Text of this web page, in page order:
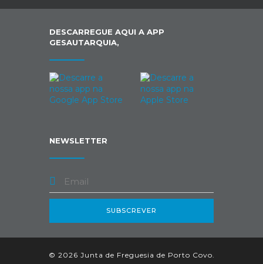
DESCARREGUE AQUI A APP
GESAUTARQUIA,
NEWSLETTER
SUBSCREVER
© 2026 Junta de Freguesia de Porto Covo.